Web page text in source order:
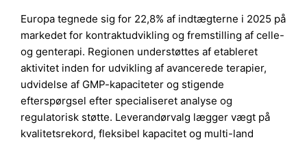
Europa tegnede sig for 22,8% af indtægterne i 2025 på
markedet for kontraktudvikling og fremstilling af celle-
og genterapi. Regionen understøttes af etableret
aktivitet inden for udvikling af avancerede terapier,
udvidelse af GMP-kapaciteter og stigende
efterspørgsel efter specialiseret analyse og
regulatorisk støtte. Leverandørvalg lægger vægt på
kvalitetsrekord, fleksibel kapacitet og multi-land